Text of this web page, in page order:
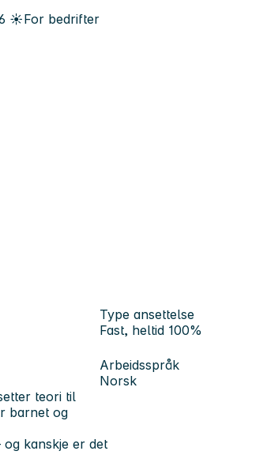
☀️For bedrifter
Type ansettelse
Fast, heltid 100%
Arbeidsspråk
Norsk
teori til
barnet og
og kanskje er det